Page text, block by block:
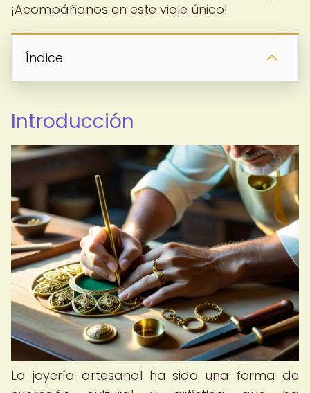
¡Acompáñanos en este viaje único!
Índice
Introducción
La joyería artesanal ha sido una forma de